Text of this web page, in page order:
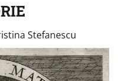
Stefanescu